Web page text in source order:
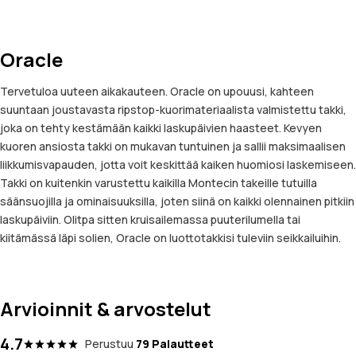
Oracle
Tervetuloa uuteen aikakauteen. Oracle on upouusi, kahteen
suuntaan joustavasta ripstop-kuorimateriaalista valmistettu takki,
joka on tehty kestämään kaikki laskupäivien haasteet. Kevyen
kuoren ansiosta takki on mukavan tuntuinen ja sallii maksimaalisen
liikkumisvapauden, jotta voit keskittää kaiken huomiosi laskemiseen.
Takki on kuitenkin varustettu kaikilla Montecin takeille tutuilla
säänsuojilla ja ominaisuuksilla, joten siinä on kaikki olennainen pitkiin
laskupäiviin. Olitpa sitten kruisailemassa puuterilumella tai
kiitämässä läpi solien, Oracle on luottotakkisi tuleviin seikkailuihin.
Arvioinnit & arvostelut
4.7 Perustuu 79 Palautteet